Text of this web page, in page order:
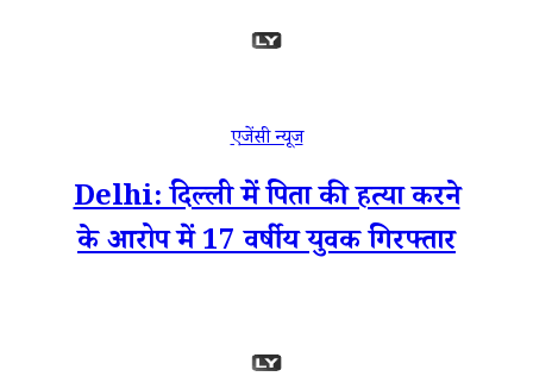
एजेंसी न्यूज
Delhi: दिल्ली में पिता की हत्या करने
के आरोप में 17 वर्षीय युवक गिरफ्तार